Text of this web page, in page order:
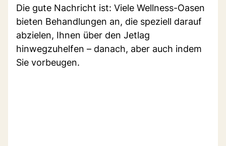
Die gute Nachricht ist: Viele Wellness-Oasen
bieten Behandlungen an, die speziell darauf
abzielen, Ihnen über den Jetlag
hinwegzuhelfen – danach, aber auch indem
Sie vorbeugen.